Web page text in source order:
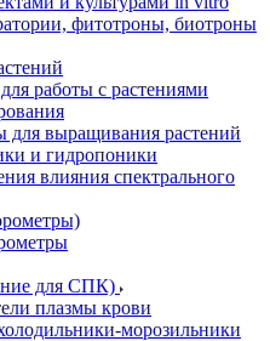
фитотроны, биотроны
работы с растениями
для выращивания растений
и гидропоники
влияния спектрального
для СПК)
плазмы крови
морозильники